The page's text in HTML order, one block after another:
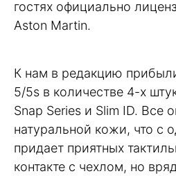
гостях официально
Aston Martin.
К нам в редакцию
5/5s в количестве 4-х
Snap Series и Slim ID. Все
натуральной кожи, что с
придает приятных
контакте с чехлом, но